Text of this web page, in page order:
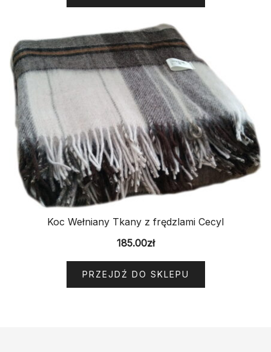
Koc Wełniany Tkany z frędzlami Cecyl
185.00zł
PRZEJDŹ DO SKLEPU